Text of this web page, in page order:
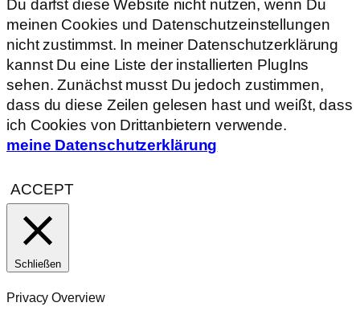
Du darfst diese Website nicht nutzen, wenn Du
meinen Cookies und Datenschutzeinstellungen
nicht zustimmst. In meiner Datenschutzerklärung
kannst Du eine Liste der installierten PlugIns
sehen. Zunächst musst Du jedoch zustimmen,
dass du diese Zeilen gelesen hast und weißt, dass
ich Cookies von Drittanbietern verwende.
meine Datenschutzerklärung
ACCEPT
Schließen
Privacy Overview